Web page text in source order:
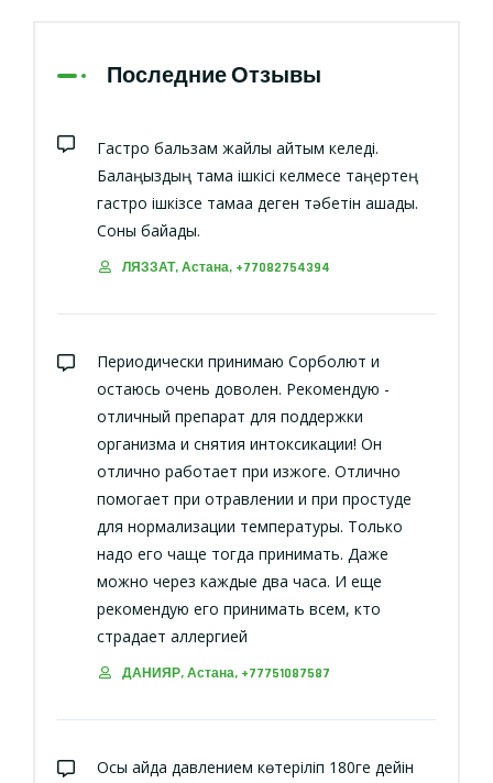
Последние Отзывы
Гастро бальзам жайлы айтқым келеді.
Балаңыздың тамақ ішкісі келмесе таңертең
гастро ішкізсе тамаққа деген тәбетін ашады.
Соны байқадық.
ЛЯЗЗАТ, Астана, +77082754394
Периодически принимаю Сорболют и
остаюсь очень доволен. Рекомендую -
отличный препарат для поддержки
организма и снятия интоксикации! Он
отлично работает при изжоге. Отлично
помогает при отравлении и при простуде
для нормализации температуры. Только
надо его чаще тогда принимать. Даже
можно через каждые два часа. И еще
рекомендую его принимать всем, кто
страдает аллергией
ДАНИЯР, Астана, +77751087587
Осы айда давлением көтеріліп 180ге дейін